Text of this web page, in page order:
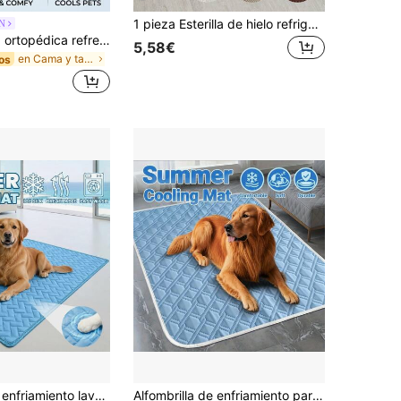
PETSIN Cama ortopédica refrescante para perros, cama transpirable de verano para mascotas con borde elevado, colchoneta suave y lavable para perros pequeños a medianos y gatos, alfombra antideslizante para mascotas para uso en todas las estaciones
en Cama y tapete para jaulas de mascotas
1 pieza Esterilla de hielo refrigerante para mascotas, almohadilla de seda de hielo transpirable adecuada para mascotas pequeñas, medianas y grandes, esterilla para cama de gato
5,58€
Alfombrilla de enfriamiento lavable para perros, almohadilla de enfriamiento de seda de hielo, manta de autodesenfriamiento para mascotas, alfombrilla de enfriamiento para perros adecuada para interiores, exteriores y asientos de coche Alfombrilla de enfriamiento para mascotas con autorrefrigeración | Almohadilla de enfriamiento transpirable para mascotas | Tela de enfriamiento transpirable lavable, uso interior/exterior, adecuada para perros y gatos, manta de enfriamiento cómoda, reutilizable